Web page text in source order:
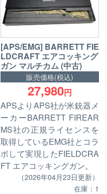
[APS/EMG] BARRETT FIE
LDCRAFT エアコッキング
ガン マルチカム (中古)
販売価格(税込)
27,980円
APSよりAPS社が米銃器メ
ーカーBARRETT FIREAR
MS社の正規ライセンスを
取得しているEMG社とコラ
ボして実現したFIELDCRA
FT エアコッキングガン。
（2026年04月23日更新）
在庫：1